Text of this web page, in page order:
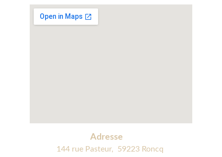
Adresse
144 rue Pasteur,  59223 Roncq